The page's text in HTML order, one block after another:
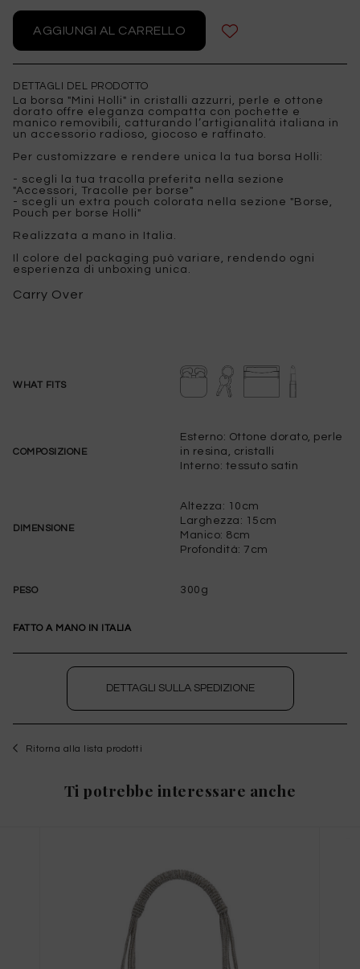
DETTAGLI DEL PRODOTTO
La borsa "Mini Holli" in cristalli azzurri, perle e ottone
dorato offre eleganza compatta con pochette e
manico removibili, catturando l’artigianalità italiana in
un accessorio radioso, giocoso e raffinato.
Per customizzare e rendere unica la tua borsa Holli:
- scegli la tua tracolla preferita nella sezione
"Accessori, Tracolle per borse"
- scegli un extra pouch colorata nella sezione "Borse,
Pouch per borse Holli"
Realizzata a mano in Italia.
Il colore del packaging può variare, rendendo ogni
esperienza di unboxing unica.
Carry Over
WHAT FITS
COMPOSIZIONE
Esterno: Ottone dorato, perle
in resina, cristalli
Interno: tessuto satin
DIMENSIONE
Altezza: 10cm
Larghezza: 15cm
Manico: 8cm
Profondità: 7cm
PESO 300g
FATTO A MANO IN ITALIA
DETTAGLI SULLA SPEDIZIONE
Ritorna alla lista prodotti
Ti potrebbe interessare anche
Guida alle Taglie X
TAGLIA INTERNAZIONALE
QUESTO ARTICOLO HA TUTTE LE TAGLIE
WISHLIST
personale, effettua illoginoppureregistratial